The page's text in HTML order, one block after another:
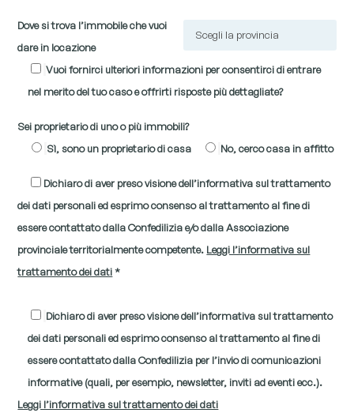
Dove si trova l’immobile che vuoi
dare in locazione
Vuoi fornirci ulteriori informazioni per consentirci di entrare
nel merito del tuo caso e offrirti risposte più dettagliate?
Sei proprietario di uno o più immobili?
Sì, sono un proprietario di casa
No, cerco casa in affitto
Dichiaro di aver preso visione dell’informativa sul trattamento
dei dati personali ed esprimo consenso al trattamento al fine di
essere contattato dalla Confedilizia e/o dalla Associazione
provinciale territorialmente competente. Leggi l’informativa sul
trattamento dei dati*
Dichiaro di aver preso visione dell’informativa sul trattamento
dei dati personali ed esprimo consenso al trattamento al fine di
essere contattato dalla Confedilizia per l’invio di comunicazioni
informative (quali, per esempio, newsletter, inviti ad eventi ecc.).
Leggi l’informativa sul trattamento dei dati